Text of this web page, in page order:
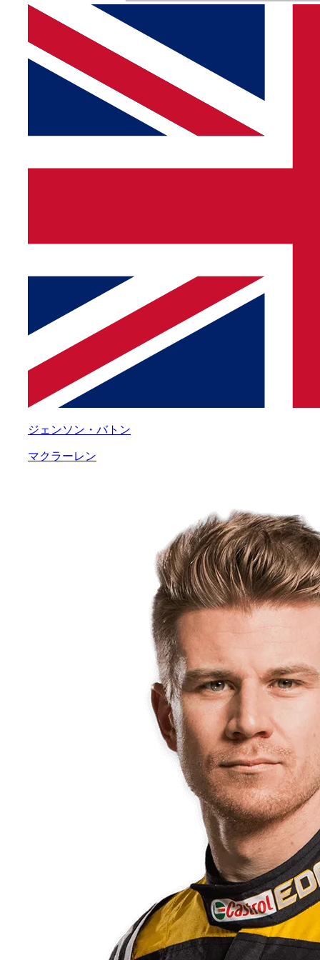
ジェンソン・バトン
マクラーレン